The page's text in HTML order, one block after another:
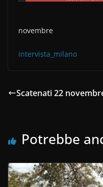
novembre
intervista_milano
Scatenati 22
Potrebbe